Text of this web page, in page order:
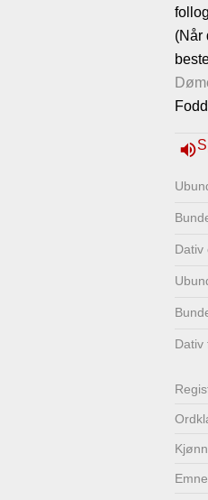
(Når
volume_up
Dativ
Dativ
Kjønn
Emne